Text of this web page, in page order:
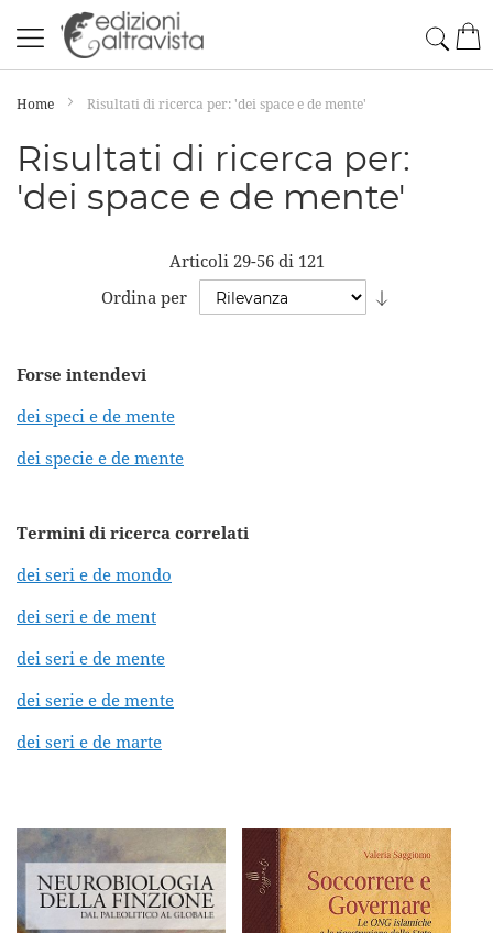
al
contenuto
Home Risultati di ricerca per: 'dei space e de mente'
Risultati di ricerca per:
'dei space e de mente'
Articoli 29-56di 121
Ordina per
Forse intendevi
dei speci e de mente
dei specie e de mente
Termini di ricerca correlati
dei seri e de mondo
dei seri e de ment
dei seri e de mente
dei serie e de mente
dei seri e de marte